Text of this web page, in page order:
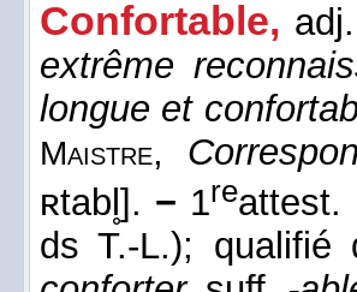
Confortable,
extrême
longue et
Maistre,
ʀtabl̥]. − 1re
ds T.-L.);